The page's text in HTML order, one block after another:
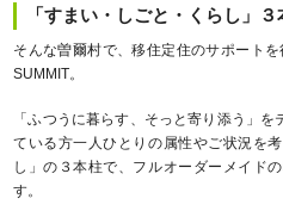
「すまい・しごと・くらし」
そんな曽爾村で、移住定住のサポート
SUMMIT。
「ふつうに暮らす、そっと寄り添う」
ている方一人ひとりの属性やご状況を
し」の３本柱で、フルオーダーメイド
す。